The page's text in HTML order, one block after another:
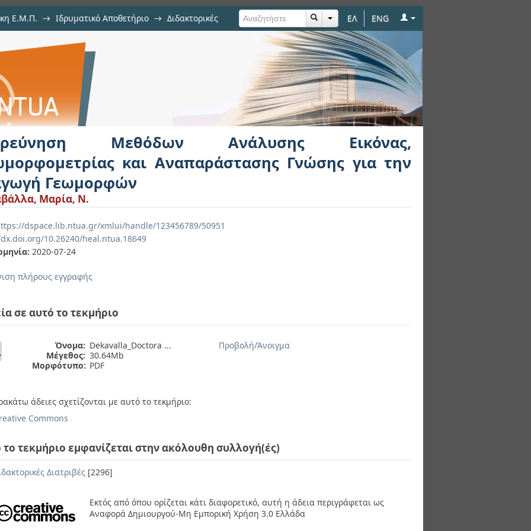
ΕΛ ENG
Ε.Μ.Π. → Ιδρυματικό Αποθετήριο → Διδακτορικές
Ανάλυσης Εικόνας, Γεωμορφομετρίας και
για την Εξαγωγή Γεωμορφών
Μεθόδων Ανάλυσης Εικόνας,
και Αναπαράστασης Γνώσης για την
Γεωμορφών
Μαρία, Ν.
dspace.lib.ntua.gr/xmlui/handle/123456789/50951
10.26240/heal.ntua.18649
2020-07-24
πλήρους εγγραφής
σε αυτό το τεκμήριο
Όνομα: Dekavalla_Doctora ...
Μέγεθος: 30.64Mb
Μορφότυπο: PDF
Προβολή/Άνοιγμα
άδειες σχετίζονται με αυτό το τεκμήριο:
Commons
το τεκμήριο εμφανίζεται στην ακόλουθη συλλογή(ές)
Διατριβές [2296]
Εκτός από όπου ορίζεται κάτι διαφορετικό, αυτή η άδεια περιγράφεται ως
Αναφορά Δημιουργού-Μη Εμπορική Χρήση 3.0 Ελλάδα